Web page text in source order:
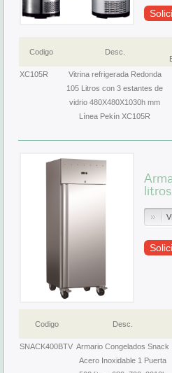
Codigo Desc.
XC105R
Vitrina refrigerada Redonda
105 Litros con 3 estantes de
vidrio 480X480X1030h mm
Línea Pekín XC105R
Codigo Desc.
SNACK400BTV Armario Congelados Snack
Acero Inoxidable 1 Puerta